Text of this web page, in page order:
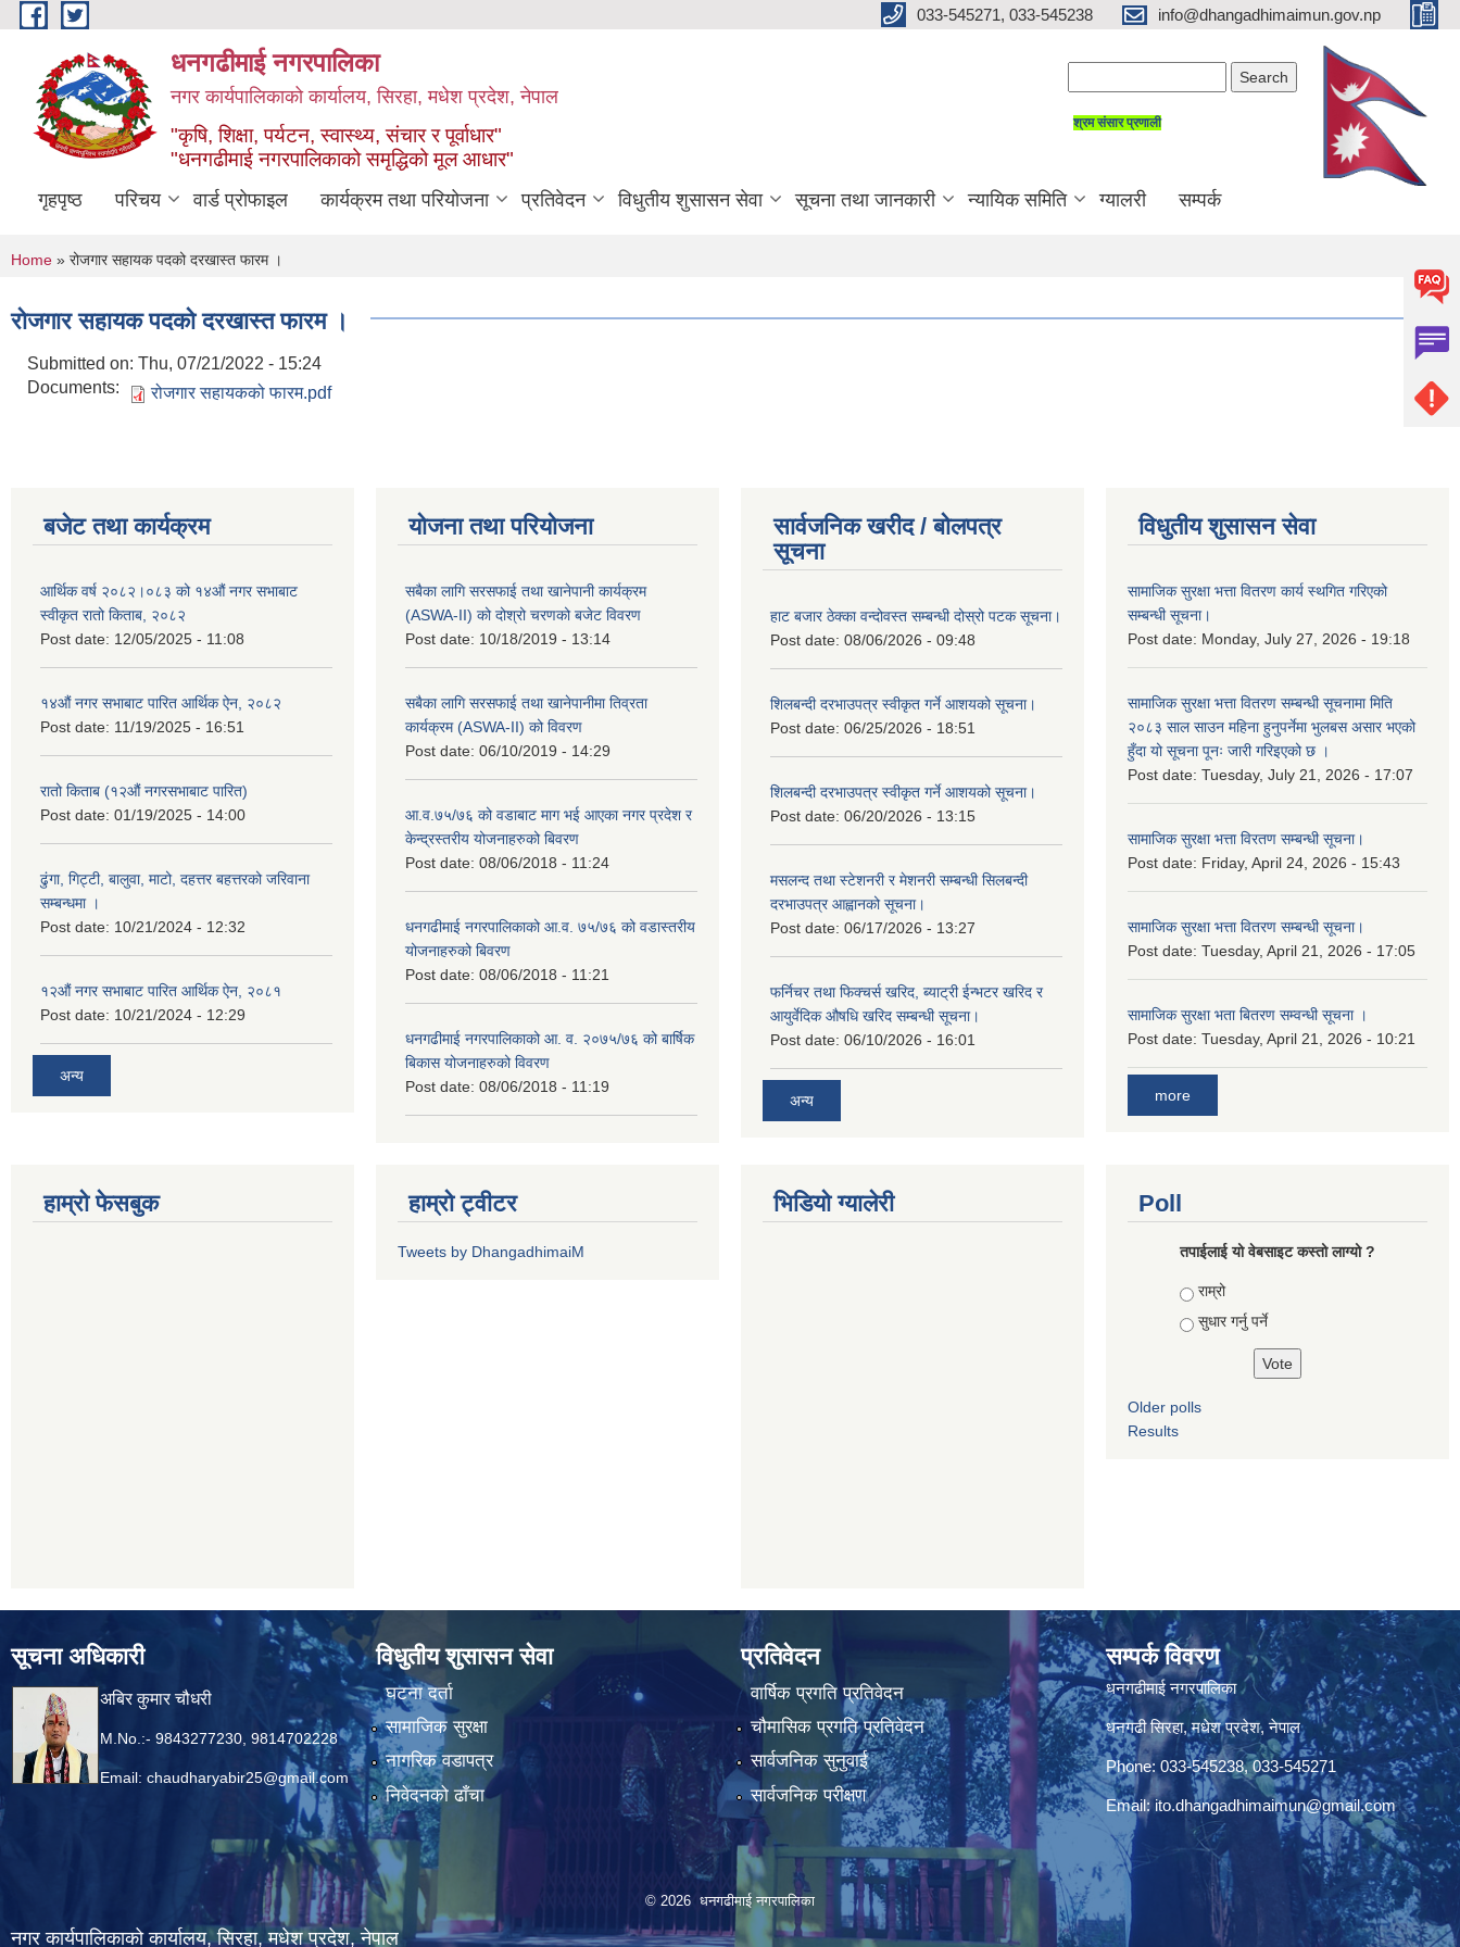
Skip to main content 033-545271, 033-545238 info@dhangadhimaimun.gov.np
धनगढीमाई नगरपालिका
नगर कार्यपालिकाको कार्यालय, सिरहा, मधेश प्रदेश, नेपाल
"कृषि, शिक्षा, पर्यटन, स्वास्थ्य, संचार र पूर्वाधार"
"धनगढीमाई नगरपालिकाको समृद्धिको मूल आधार"
श्रम संसार प्रणाली
गृहपृष्ठ परिचय वार्ड प्रोफाइल कार्यक्रम तथा परियोजना प्रतिवेदन विधुतीय शुसासन सेवा सूचना तथा जानकारी न्यायिक समिति ग्यालरी सम्पर्क
You are here
Home » रोजगार सहायक पदको दरखास्त फारम ।
रोजगार सहायक पदको दरखास्त फारम ।
Submitted on: Thu, 07/21/2022 - 15:24
Documents:
रोजगार सहायकको फारम.pdf
बजेट तथा कार्यक्रम
आर्थिक वर्ष २०८२।०८३ को १४औं नगर सभाबाट
स्वीकृत रातो किताब, २०८२
Post date: 12/05/2025 - 11:08
१४औं नगर सभाबाट पारित आर्थिक ऐन, २०८२
Post date: 11/19/2025 - 16:51
रातो किताब (१२औं नगरसभाबाट पारित)
Post date: 01/19/2025 - 14:00
ढुंगा, गिट्टी, बालुवा, माटो, दहत्तर बहत्तरको जरिवाना
सम्बन्धमा ।
Post date: 10/21/2024 - 12:32
१२औं नगर सभाबाट पारित आर्थिक ऐन, २०८१
Post date: 10/21/2024 - 12:29
अन्य
योजना तथा परियोजना
सबैका लागि सरसफाई तथा खानेपानी कार्यक्रम
(ASWA-II) को दोश्रो चरणको बजेट विवरण
Post date: 10/18/2019 - 13:14
सबैका लागि सरसफाई तथा खानेपानीमा तिव्रता
कार्यक्रम (ASWA-II) को विवरण
Post date: 06/10/2019 - 14:29
आ.व.७५/७६ को वडाबाट माग भई आएका नगर प्रदेश र
केन्द्रस्तरीय योजनाहरुको बिवरण
Post date: 08/06/2018 - 11:24
धनगढीमाई नगरपालिकाको आ.व. ७५/७६ को वडास्तरीय
योजनाहरुको बिवरण
Post date: 08/06/2018 - 11:21
धनगढीमाई नगरपालिकाको आ. व. २०७५/७६ को बार्षिक
बिकास योजनाहरुको विवरण
Post date: 08/06/2018 - 11:19
सार्वजनिक खरीद / बोलपत्र
सूचना
हाट बजार ठेक्का वन्दोवस्त सम्बन्धी दोस्रो पटक सूचना।
Post date: 08/06/2026 - 09:48
शिलबन्दी दरभाउपत्र स्वीकृत गर्ने आशयको सूचना।
Post date: 06/25/2026 - 18:51
शिलबन्दी दरभाउपत्र स्वीकृत गर्ने आशयको सूचना।
Post date: 06/20/2026 - 13:15
मसलन्द तथा स्टेशनरी र मेशनरी सम्बन्धी सिलबन्दी
दरभाउपत्र आह्वानको सूचना।
Post date: 06/17/2026 - 13:27
फर्निचर तथा फिक्चर्स खरिद, ब्याट‍्री ईन्भटर खरिद र
आयुर्वेदिक औषधि खरिद सम्बन्धी सूचना।
Post date: 06/10/2026 - 16:01
अन्य
विधुतीय शुसासन सेवा
सामाजिक सुरक्षा भत्ता वितरण कार्य स्थगित गरिएको
सम्बन्धी सूचना।
Post date: Monday, July 27, 2026 - 19:18
सामाजिक सुरक्षा भत्ता वितरण सम्बन्धी सूचनामा मिति
२०८३ साल साउन महिना हुनुपर्नेमा भुलबस असार भएको
हुँदा यो सूचना पूनः जारी गरिइएको छ ।
Post date: Tuesday, July 21, 2026 - 17:07
सामाजिक सुरक्षा भत्ता विरतण सम्बन्धी सूचना।
Post date: Friday, April 24, 2026 - 15:43
सामाजिक सुरक्षा भत्ता वितरण सम्‍बन्धी सूचना।
Post date: Tuesday, April 21, 2026 - 17:05
सामाजिक सुरक्षा भता बितरण सम्वन्धी सूचना ।
Post date: Tuesday, April 21, 2026 - 10:21
more
हाम्रो फेसबुक हाम्रो ट्वीटर
Tweets by DhangadhimaiM
भिडियाे ग्यालेरी Poll
तपाई‌लाई यो वेबसाइट कस्तो लाग्यो ?
Choices
राम्रो
सुधार गर्नु पर्ने
Older polls
Results
सूचना अधिकारी
अबिर कुमार चौधरी
M.No.:- 9843277230, 9814702228
Email: chaudharyabir25@gmail.com
विधुतीय शुसासन सेवा
घटना दर्ता
सामाजिक सुरक्षा
नागरिक वडापत्र
निवेदनको ढाँचा
प्रतिवेदन
वार्षिक प्रगति प्रतिवेदन
चौमासिक प्रगति प्रतिवेदन
सार्वजनिक सुनुवाई
सार्वजनिक परीक्षण
सम्पर्क विवरण
धनगढीमाई नगरपालिका
धनगढी सिरहा, मधेश प्रदेश, नेपाल
Phone: 033-545238, 033-545271
Email:ito.dhangadhimaimun@gmail.com
© 2026 धनगढीमाई नगरपालिका
नगर कार्यपालिकाको कार्यालय, सिरहा, मधेश प्रदेश, नेपाल